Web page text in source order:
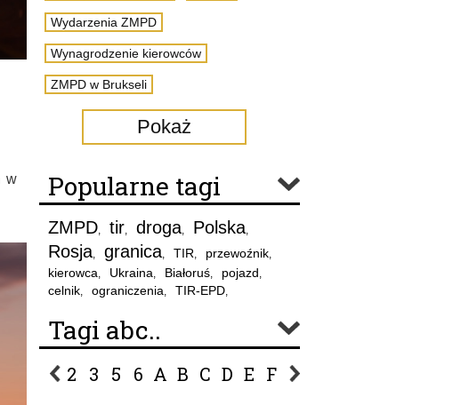
w
Wydarzenia ZMPD
Wynagrodzenie kierowców
ZMPD w Brukseli
Pokaż
Popularne tagi
ZMPD, tir, droga, Polska,
Rosja, granica, TIR, przewoźnik,
kierowca, Ukraina, Białoruś, pojazd,
celnik, ograniczenia, TIR-EPD,
Tagi abc..
2 3 5 6 A B C D E F G